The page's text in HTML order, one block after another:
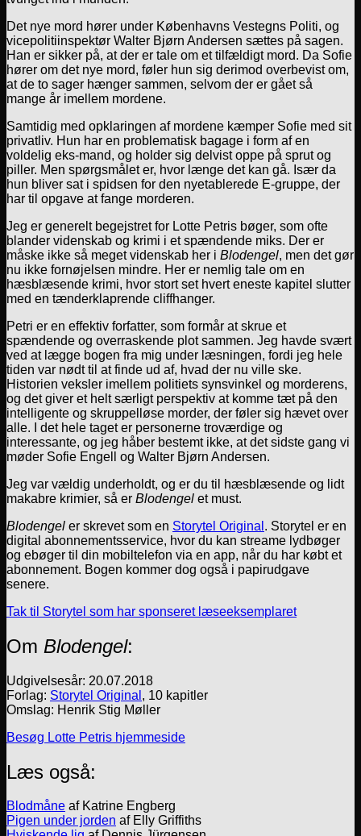
Det nye mord hører under Københavns Vestegns Politi, og
vicepolitiinspektør Walter Bjørn Andersen sættes på sagen.
Han er sikker på, at der er tale om et tilfældigt mord. Da Sofie
hører om det nye mord, føler hun sig derimod overbevist om,
at de to sager hænger sammen, selvom der er gået så
mange år imellem mordene.
Samtidig med opklaringen af mordene kæmper Sofie med sit
privatliv. Hun har en problematisk bagage i form af en
voldelig eks-mand, og holder sig delvist oppe på sprut og
piller. Men spørgsmålet er, hvor længe det kan gå. Især da
hun bliver sat i spidsen for den nyetablerede E-gruppe, der
har til opgave at fange morderen.
Jeg er generelt begejstret for Lotte Petris bøger, som ofte
blander videnskab og krimi i et spændende miks. Der er
måske ikke så meget videnskab her i Blodengel, men det gør
nu ikke fornøjelsen mindre. Her er nemlig tale om en
hæsblæsende krimi, hvor stort set hvert eneste kapitel slutter
med en tænderklaprende cliffhanger.
Petri er en effektiv forfatter, som formår at skrue et
spændende og overraskende plot sammen. Jeg havde svært
ved at lægge bogen fra mig under læsningen, fordi jeg hele
tiden var nødt til at finde ud af, hvad der nu ville ske.
Historien veksler imellem politiets synsvinkel og morderens,
og det giver et helt særligt perspektiv at komme tæt på den
intelligente og skruppelløse morder, der føler sig hævet over
alle. I det hele taget er personerne troværdige og
interessante, og jeg håber bestemt ikke, at det sidste gang vi
møder Sofie Engell og Walter Bjørn Andersen.
Jeg var vældig underholdt, og er du til hæsblæsende og lidt
makabre krimier, så er Blodengel et must.
Blodengel er skrevet som en Storytel Original . Storytel er en
digital abonnementsservice, hvor du kan streame lydbøger
og ebøger til din mobiltelefon via en app, når du har købt et
abonnement. Bogen kommer dog også i papirudgave
senere.
Tak til Storytel som har sponseret læseeksemplaret
Om Blodengel:
Udgivelsesår: 20.07.2018
Forlag: Storytel Original , 10 kapitler
Omslag: Henrik Stig Møller
Besøg Lotte Petris hjemmeside
Læs også:
Blodmåne af Katrine Engberg
Pigen under jorden af Elly Griffiths